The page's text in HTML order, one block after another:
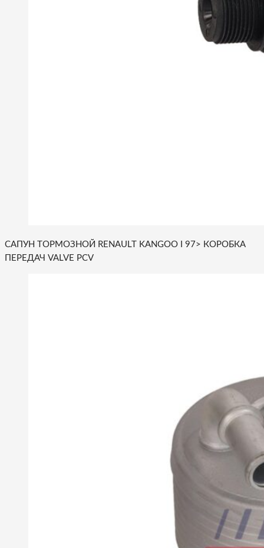
САПУН ТОРМОЗНОЙ RENAULT KANGOO I 97> КОРОБКА
ПЕРЕДАЧ VALVE PCV